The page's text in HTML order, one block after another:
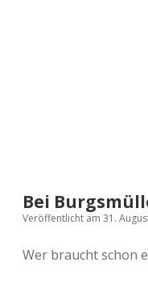
Bei
Veröffentlicht am 31.
Wer braucht schon